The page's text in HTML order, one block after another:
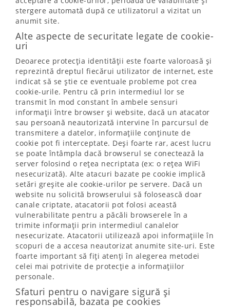
stergere automată după ce utilizatorul a vizitat un
anumit site.
Alte aspecte de securitate legate de cookie-
uri
Deoarece protecția identității este foarte valoroasă și
reprezintă dreptul fiecărui utilizator de internet, este
indicat să se știe ce eventuale probleme pot crea
cookie-urile. Pentru că prin intermediul lor se
transmit în mod constant în ambele sensuri
informații între browser și website, dacă un atacator
sau persoană neautorizată intervine în parcursul de
transmitere a datelor, informațiile conținute de
cookie pot fi interceptate. Deși foarte rar, acest lucru
se poate întâmpla dacă browserul se conectează la
server folosind o rețea necriptata (ex: o rețea WiFi
nesecurizată). Alte atacuri bazate pe cookie implică
setări greșite ale cookie-urilor pe servere. Dacă un
website nu solicită browserului să folosească doar
canale criptate, atacatorii pot folosi această
vulnerabilitate pentru a păcăli browserele în a
trimite informații prin intermediul canalelor
nesecurizate. Atacatorii utilizează apoi informațiile în
scopuri de a accesa neautorizat anumite site-uri. Este
foarte important să fiți atenți în alegerea metodei
celei mai potrivite de protecție a informațiilor
personale.
Sfaturi pentru o navigare sigură și
responsabilă, bazata pe cookies